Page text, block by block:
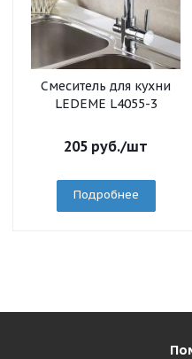
Смеситель для кухни
LEDEME L4055-3
205 руб./шт
Подробнее